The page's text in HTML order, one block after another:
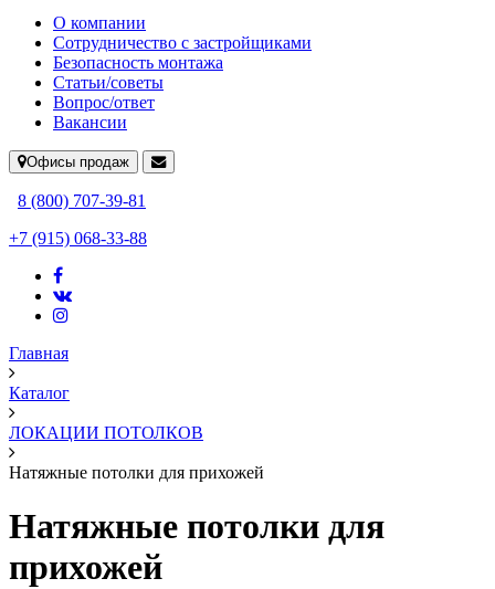
О компании
Сотрудничество с застройщиками
Безопасность монтажа
Статьи/советы
Вопрос/ответ
Вакансии
Офисы продаж
8 (800) 707-39-81
+7 (915) 068-33-88
Главная
Каталог
ЛОКАЦИИ ПОТОЛКОВ
Натяжные потолки для прихожей
Натяжные потолки для
прихожей